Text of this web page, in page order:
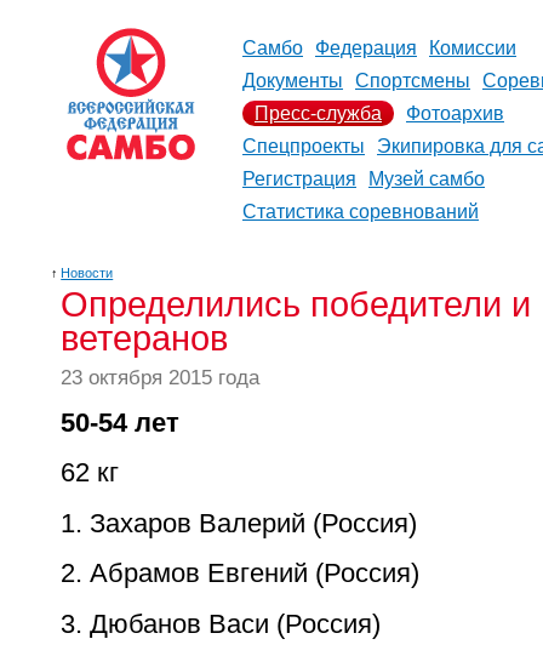
Самбо Федерация
Комиссии
Документы
Спортсмены
Пресс-служба
Фотоархив
Спецпроекты
Экипировка для
Регистрация
Музей самбо
Статистика соревнований
↑ Новости
Определились победители
ветеранов
23 октября 2015 года
50-54 лет
62 кг
1. Захаров Валерий (Россия)
2. Абрамов Евгений (Россия)
3. Дюбанов Васи (Россия)